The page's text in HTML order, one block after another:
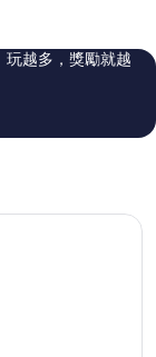
評
論
越多，獎勵就越